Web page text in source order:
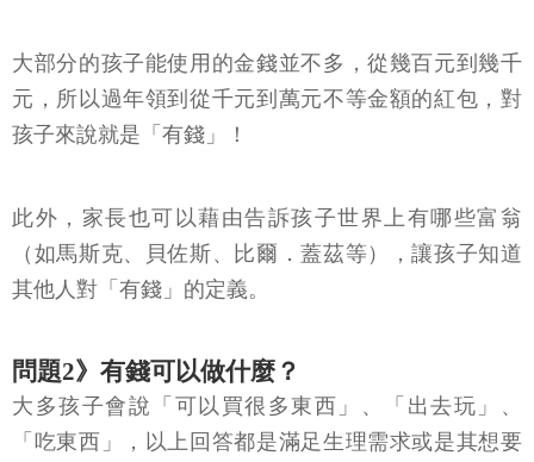
大部分的孩子能使用的金錢並不多，從幾百元到幾千
元，所以過年領到從千元到萬元不等金額的紅包，對
孩子來說就是「有錢」！
此外，家長也可以藉由告訴孩子世界上有哪些富翁
（如馬斯克、貝佐斯、比爾．蓋茲等），讓孩子知道
其他人對「有錢」的定義。
問題2》有錢可以做什麼？
大多孩子會說「可以買很多東西」、「出去玩」、
「吃東西」，以上回答都是滿足生理需求或是其想要